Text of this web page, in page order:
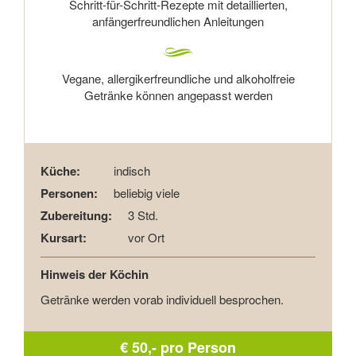
Schritt-für-Schritt-Rezepte mit detaillierten,
anfängerfreundlichen Anleitungen
Vegane, allergikerfreundliche und alkoholfreie
Getränke können angepasst werden
Küche: indisch
Personen: beliebig viele
Zubereitung: 3 Std.
Kursart: vor Ort
Hinweis der Köchin
Getränke werden vorab individuell besprochen.
€ 50,- pro Person